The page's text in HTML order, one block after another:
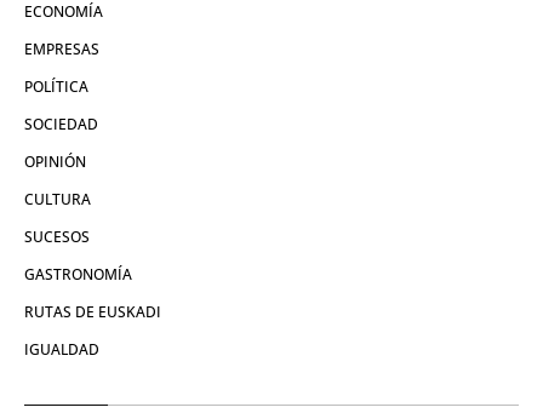
ECONOMÍA
EMPRESAS
POLÍTICA
SOCIEDAD
OPINIÓN
CULTURA
SUCESOS
GASTRONOMÍA
RUTAS DE EUSKADI
IGUALDAD